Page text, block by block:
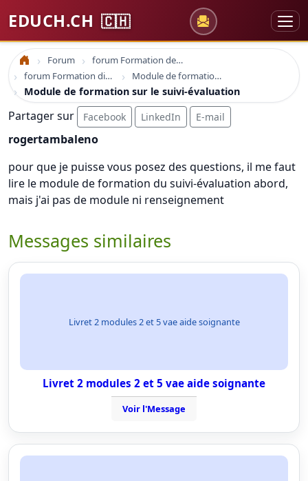
EDUCH.CH 🇨🇭
Accueil Forum
forum Formation des adultes
forum Formation distance en ligne
Module de formation sur le suivi-évaluation
Module de formation sur le suivi-évaluation
Partager sur Facebook LinkedIn E-mail
rogertambaleno
pour que je puisse vous posez des questions, il me faut
lire le module de formation du suivi-évaluation abord,
mais j'ai pas de module ni renseignement
Messages similaires
Livret 2 modules 2 et 5 vae aide soignante
Livret 2 modules 2 et 5 vae aide soignante
Voir l'Message